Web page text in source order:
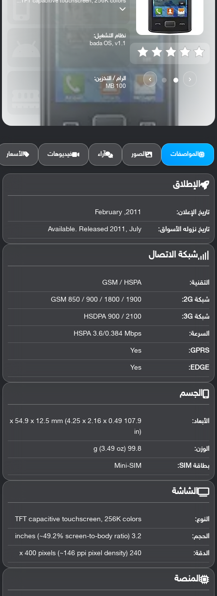
‹
›
نظام التشغيل:
bada OS, v1.1
الرام / التخزين:
100 MB
الكاميرا الأساسية:
المواصفات الصور آراء فيديوهات الأسعار
الإطلاق
تاريخ الإعلان: 2011, February
تاريخ نزوله الأسواق: Available. Released 2011, July
شبكة الاتصال
التقنية: GSM / HSPA
شبكة 2G: GSM 850 / 900 / 1800 / 1900
شبكة 3G :
HSDPA 900 / 2100
السرعة: HSPA 3.6/0.384 Mbps
GPRS:
Yes
EDGE:
Yes
الجسم
الأبعاد:
107.9 x 54.9 x 12.5 mm (4.25 x 2.16 x 0.49
in)
الوزن: 99.8 g (3.49 oz)
بطاقة SIM: Mini-SIM
الشاشة
النوع: TFT capacitive touchscreen, 256K colors
الحجم: 3.2 inches (~49.2% screen-to-body ratio)
الدقة: 240 x 400 pixels (~146 ppi pixel density)
المنصة